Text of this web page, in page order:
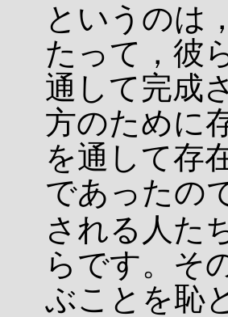
というのは
たって，彼
通して完成
方のために
を通して存
であったの
される人た
らです。そ
ぶことを恥